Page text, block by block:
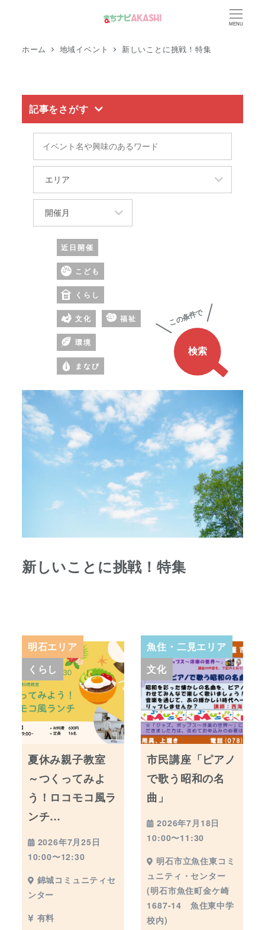
MENU
ホーム 地域イベント 新しいことに挑戦！特集
記事をさがす
ベ
ト
や
リ
催
近日開催
こども
くらし
文化 福祉
環境
まなび
新しいことに挑戦！特集
明石エリア
くらし
夏休み親子教室
～つくってみよ
う！ロコモコ風ラ
ンチ…
2026年7月25日
10:00〜12:30
錦城コミュニティセ
ンター
有料
魚住・二見エリア
文化
市民講座「ピアノ
で歌う昭和の名
曲」
2026年7月18日
10:00〜11:30
明石市立魚住東コミ
ュニティ・センター
(明石市魚住町金ケ崎
1687-14 魚住東中学
校内)